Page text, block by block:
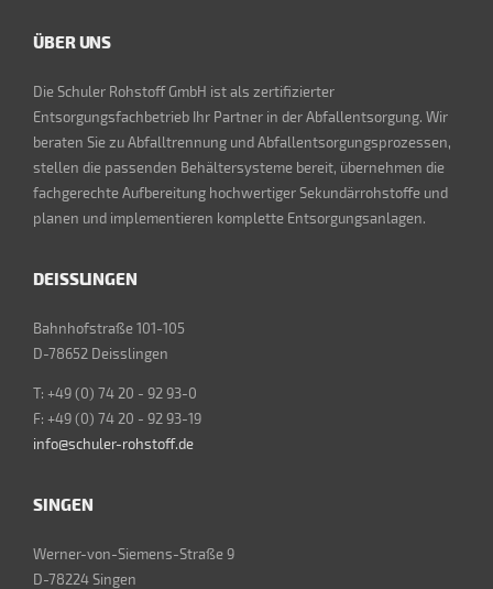
ÜBER UNS
Die Schuler Rohstoff GmbH ist als zertifizierter
Entsorgungsfachbetrieb Ihr Partner in der Abfallentsorgung. Wir
beraten Sie zu Abfalltrennung und Abfallentsorgungsprozessen,
stellen die passenden Behältersysteme bereit, übernehmen die
fachgerechte Aufbereitung hochwertiger Sekundärrohstoffe und
planen und implementieren komplette Entsorgungsanlagen.
DEISSLINGEN
Bahnhofstraße 101-105
D-78652 Deisslingen
T: +49 (0) 74 20 - 92 93-0
F: +49 (0) 74 20 - 92 93-19
info@schuler-rohstoff.de
SINGEN
Werner-von-Siemens-Straße 9
D-78224 Singen